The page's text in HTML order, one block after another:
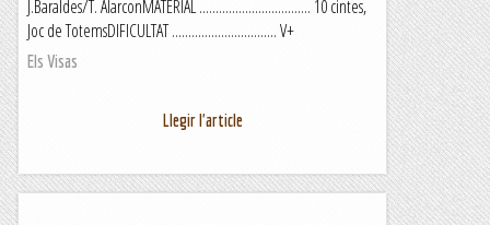
J.Baraldes/T. AlarconMATERIAL .................................. 10 cintes,
Joc de TotemsDIFICULTAT ................................ V+
Els Visas
Llegir l'article